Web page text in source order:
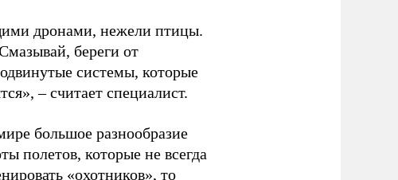
дронами, нежели птицы.
береги от
системы, которые
– считает специалист.
большое разнообразие
полетов, которые не всегда
«охотников», то